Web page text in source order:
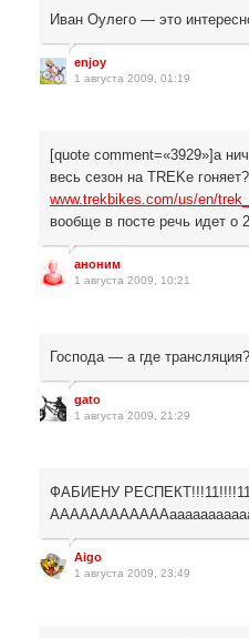
Иван Оулего — это
enjoy
1 августа 2009, 01:19
[quote comment=«3929»]а
весь сезон на TREKе гоняет?
www.trekbikes.com/us/en/
вообще в посте речь идет о
аноним
1 августа 2009, 10:21
Господа — а где трансляция?
gato
1 августа 2009, 21:29
ФАБИЕНУ
Aigo
1 августа 2009, 23:49